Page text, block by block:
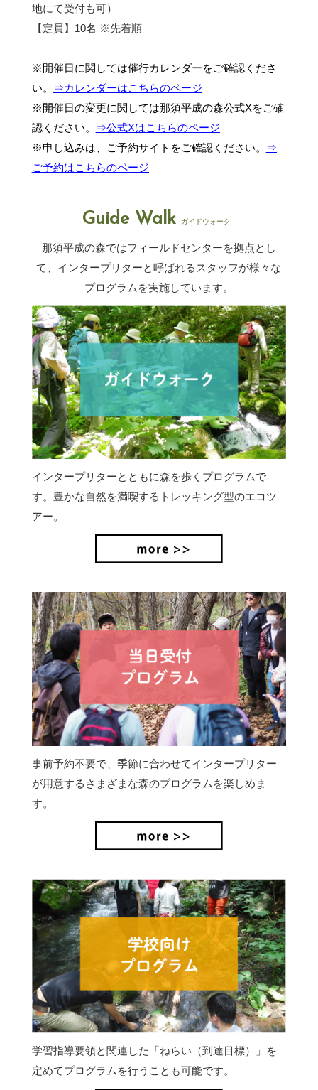
地にて受付も可）
【定員】10名 ※先着順
※開催日に関しては催行カレンダーをご確認くださ
い。
⇒カレンダーはこちらのページ
※開催日の変更に関しては那須平成の森公式Xをご確
認ください。
⇒公式Xはこちらのページ
※申し込みは、ご予約サイトをご確認ください。
⇒
ご予約はこちらのページ
Guide Walk ガイドウォーク
那須平成の森ではフィールドセンターを拠点とし
て、インタープリターと呼ばれるスタッフが様々な
プログラムを実施しています。
インタープリターとともに森を歩くプログラムで
す。豊かな自然を満喫するトレッキング型のエコツ
アー。
事前予約不要で、季節に合わせてインタープリター
が用意するさまざまな森のプログラムを楽しめま
す。
学習指導要領と関連した「ねらい（到達目標）」を
定めてプログラムを行うことも可能です。